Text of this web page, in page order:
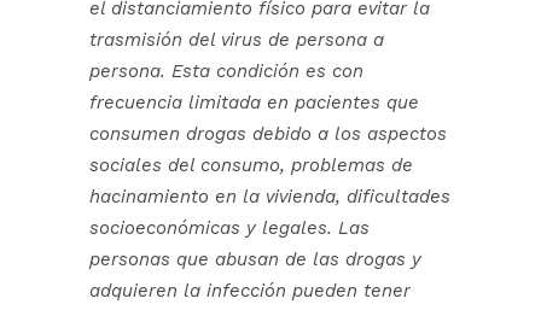
el distanciamiento físico para evitar la
trasmisión del virus de persona a
persona. Esta condición es con
frecuencia limitada en pacientes que
consumen drogas debido a los aspectos
sociales del consumo, problemas de
hacinamiento en la vivienda, dificultades
socioeconómicas y legales. Las
personas que abusan de las drogas y
adquieren la infección pueden tener